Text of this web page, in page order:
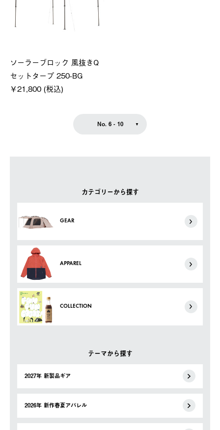
カテゴリーから探す
GEAR
APPAREL
COLLECTION
テーマから探す
2027年 新製品ギア
2026年 新作春夏アパレル
ソーラーブロック 風抜きQ
セットタープ 250-BG
￥21,800 (税込)
No. 6 - 10